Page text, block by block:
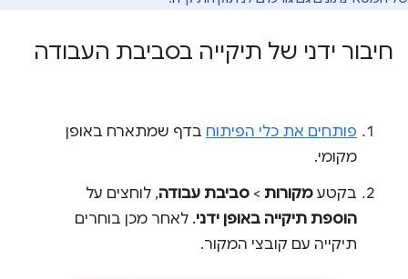
חיבור ידני של תיקייה בסביבת העבודה
פותחים את כלי הפיתוח בדף שמתארח באופן
מקומי.
בקטע מקורות > סביבת עבודה, לוחצים על
הוספת תיקייה באופן ידני. לאחר מכן בוחרים
תיקייה עם קובצי המקור.